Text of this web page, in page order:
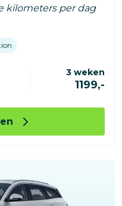
kilometers per dag
3 weken
1199,-